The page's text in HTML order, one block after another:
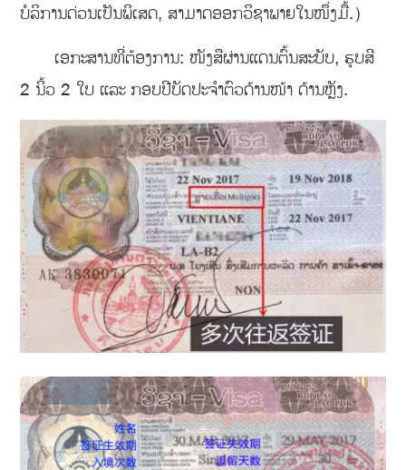
ບໍລິການດ່ວນເປັນພິເສດ, ສາມາດອອກວິຊາພາຍໃນໜຶ່ງມື້.）
ເອກະສານທີ່ຕ້ອງການ: ໜັງສືຜ່ານແດນຕົ້ນສະບັບ, ຮູບສີ
2 ນິ້ວ 2 ໃບ ແລະ ກອບປີບັດປະຈຳຕົວດ້ານໜ້າ ດ້ານຫຼັງ.